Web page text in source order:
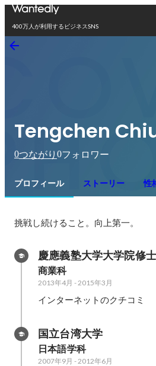
400万人が利用するビジネスSNS
Tengchen
0つながり 0フォロワー
プロフィール ストーリー 性
挑戦し続けること。向上第一。
慶應義塾大学大学院修
商業科
2013年4月 -2015年3月
インターネットのクチコミ
国立台湾大学
日本語学科
2007年9月 -2012年6月